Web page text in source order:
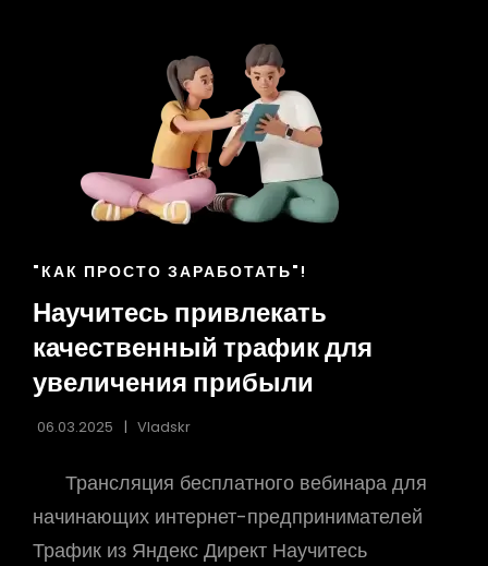
ССЫЛКИ
"КАК ПРОСТО ЗАРАБОТАТЬ"!
Научитесь привлекать
качественный трафик для
увеличения прибыли
06.03.2025 Vladskr
Трансляция бесплатного вебинара для
начинающих интернет-предпринимателей
Трафик из Яндекс Директ Научитесь